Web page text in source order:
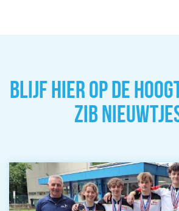
BLIJF HIER OP DE
ZIB